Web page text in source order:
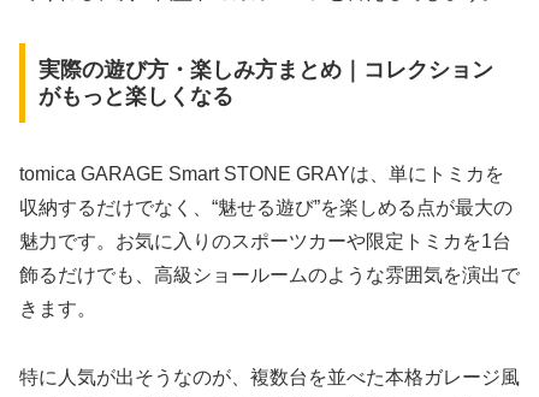
実際の遊び方・楽しみ方まとめ｜コレクション
がもっと楽しくなる
tomica GARAGE Smart STONE GRAYは、単にトミカを
収納するだけでなく、“魅せる遊び”を楽しめる点が最大の
魅力です。お気に入りのスポーツカーや限定トミカを1台
飾るだけでも、高級ショールームのような雰囲気を演出で
きます。
特に人気が出そうなのが、複数台を並べた本格ガレージ風